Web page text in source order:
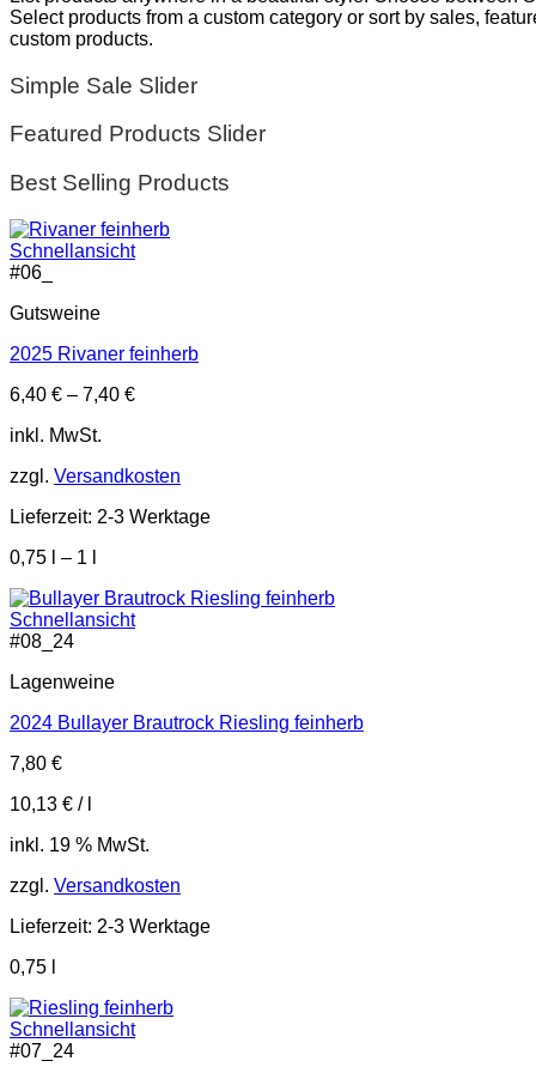
Select products from a custom category or sort by sales,
custom products.
Simple Sale Slider
Featured Products Slider
Best Selling Products
Schnellansicht
#06_
Gutsweine
2025 Rivaner feinherb
6,40 € – 7,40 €
inkl. MwSt.
zzgl. Versandkosten
Lieferzeit: 2-3 Werktage
0,75
– 1
Schnellansicht
#08_24
Lagenweine
2024 Bullayer Brautrock Riesling feinherb
7,80 €
10,13 € /
inkl. 19 % MwSt.
zzgl. Versandkosten
Lieferzeit: 2-3 Werktage
0,75
Schnellansicht
#07_24